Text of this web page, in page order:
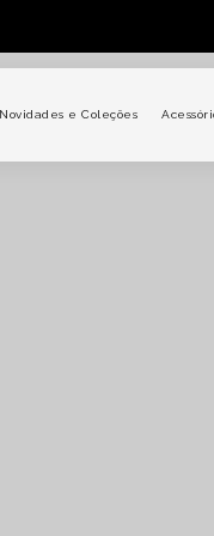
Novidades e Coleções